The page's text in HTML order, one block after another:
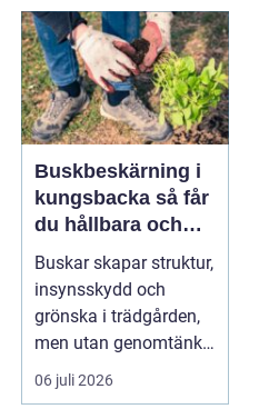
Buskbeskärning i
kungsbacka så får
du hållbara och
vackra buskar året
runt
Buskar skapar struktur,
insynsskydd och
grönska i trädgården,
men utan genomtänkt
beskärning blir de...
06 juli 2026